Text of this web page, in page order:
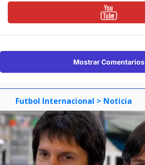
Mostrar Comentarios
Futbol Internacional > Noticia